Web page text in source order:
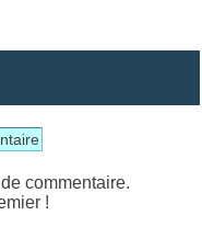
commentaire.
!